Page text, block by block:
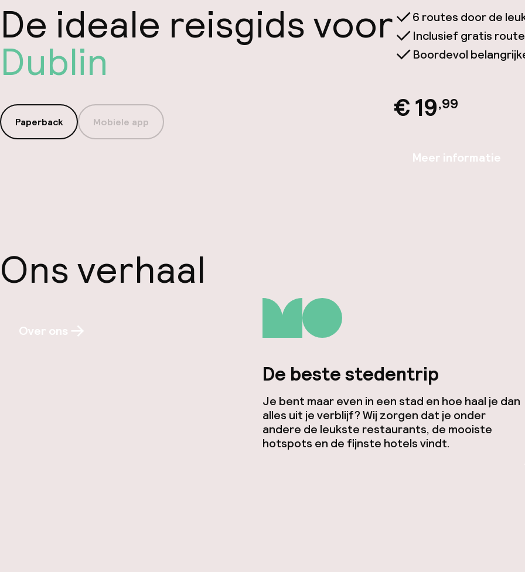
De ideale reisgids voor
Dublin
Paperback Mobiele app
6 routes door de
Inclusief gratis
Boordevol
€ 19,99
Meer informatie
Ons verhaal
Over ons
De beste stedentrip
Je bent maar even in een stad en hoe haal je dan
alles uit je verblijf? Wij zorgen dat je onder
andere de leukste restaurants, de mooiste
hotspots en de fijnste hotels vindt.